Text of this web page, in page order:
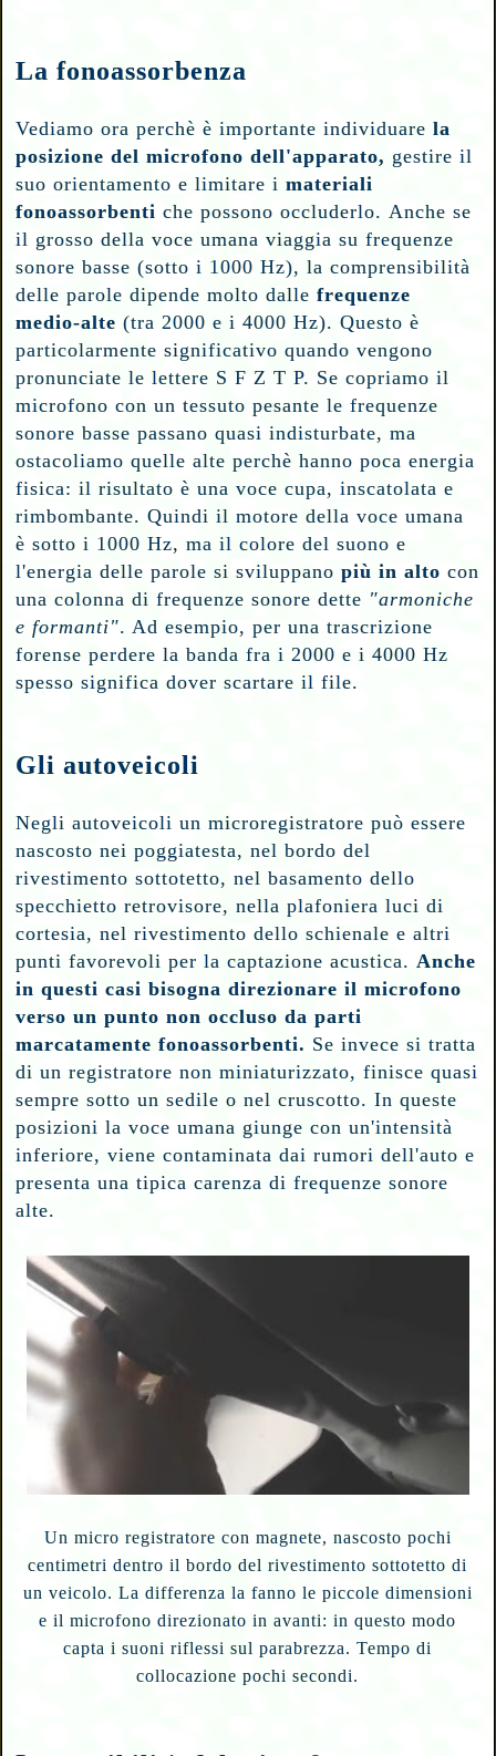
La fonoassorbenza
Vediamo ora perchè è importante individuare la
posizione del microfono dell'apparato, gestire il
suo orientamento e limitare i materiali
fonoassorbentiche possono occluderlo.Anche se
il grosso della voce umana viaggia su frequenze
sonore basse (sotto i 1000 Hz), la comprensibilità
delle parole dipende molto dallefrequenze
medio-alte (tra 2000 e i 4000 Hz). Questo è
particolarmente significativo quando vengono
pronunciate le lettere S F Z T P. Se copriamo il
microfono con un tessuto pesante le frequenze
sonore basse passano quasi indisturbate, ma
ostacoliamo quelle alte perchè hanno poca energia
fisica: il risultato è una voce cupa, inscatolata e
rimbombante. Quindi il motore della voce umana
è sotto i 1000 Hz, ma il colore del suono e
l'energia delle parole si sviluppanopiù in alto con
una colonna di frequenze sonore dette "armoniche
e formanti". Ad esempio, per una trascrizione
forense perdere la banda fra i 2000 e i 4000 Hz
spesso significa dover scartare il file.
Gli autoveicoli
Negli autoveicoli un microregistratore può essere
nascosto nei poggiatesta, nel bordo del
rivestimento sottotetto, nel basamento dello
specchietto retrovisore, nella plafoniera luci di
cortesia, nel rivestimento dello schienale e altri
punti favorevoli per la captazione acustica.Anche
in questi casi bisogna direzionare il microfono
verso un punto non occluso da parti
marcatamente fonoassorbenti. Se invece si tratta
di un registratore non miniaturizzato, finisce quasi
sempre sotto un sedile o nel cruscotto. In queste
posizioni la voce umana giunge con un'intensità
inferiore, viene contaminata dai rumori dell'auto e
presenta una tipica carenza di frequenze sonore
alte.
Un micro registratore con magnete, nascosto pochi
centimetri dentro il bordo del rivestimento sottotetto di
un veicolo. La differenza la fanno le piccole dimensioni
e il microfono direzionato in avanti: in questo modo
capta i suoni riflessi sul parabrezza. Tempo di
collocazione pochi secondi.